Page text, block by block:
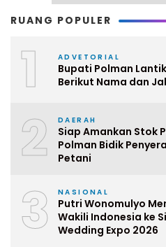
RUANG POPULER
1 ADVETORIAL
Bupati Polman
Berikut Nama dan
2 DAERAH
Siap Amankan Stok
Polman Bidik
Petani
3 NASIONAL
Putri Wonomulyo
Wakili Indonesia ke
Wedding Expo 2026